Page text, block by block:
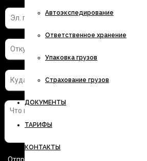
Автоэкспедирование
Ответственное хранение
Упаковка грузов
Страхование грузов
ДОКУМЕНТЫ
ТАРИФЫ
КОНТАКТЫ